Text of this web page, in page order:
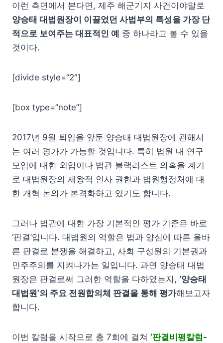
이런 측면에서 본다면, 제주 해군기지 사건이야말로
양승태 대법원장이 이끌었던 사법부의 특성을 가장 단
적으로 보여주는 대표적인 예 중 하나라고 볼 수 있을
것이다.
[divide style=”2″]
[box type=”note”]
2017년 9월 퇴임을 앞둔 양승태 대법원장에 관해서
는 여러 평가가 가능할 것입니다. 특히 법원 내 연구
모임에 대한 외압이나 법관 블랙리스트 의혹을 계기
로 대법원장의 제왕적 인사 권한과 법원행정처에 대
한 개혁 논의가 본격화하고 있기도 합니다.
그러나 법관에 대한 가장 기본적인 평가 기준은 바로
‘판결’입니다. 대법원의 역할은 법과 양심에 따른 올바
른 판결로 분쟁을 해결하고, 사회 구성원의 기본권과
민주주의를 지켜나가는 일입니다. 과연 양승태 대법
원장은 판결로써 그러한 역할을 다하였는지, ‘양승태
대법원’의 주요 전원합의체 판결을 통해 평가해보고자
합니다.
이번 칼럼을 시작으로 총 7회에 걸쳐 ‘판결비평칼럼-